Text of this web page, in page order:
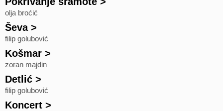
olja broćić
Ševa>
filip golubović
Košmar >
zoran majdin
Detlić >
filip golubović
Koncert >